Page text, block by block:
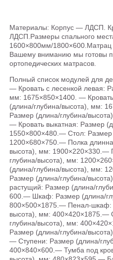
Материалы: Корпус — ЛДСП.
ЛДСП.Размеры спального
1600×800мм/1800×600.Матрац
Вашему вниманию мы готовы
ортопедических матрасов.
Полный список модулей для
— Кровать с лесенкой левая:
мм: 1675×850×1400. —
(длина/глубина/высота), мм:
Размер (длина/глубина/
— Кровать выкатная: Размер
1550×800×480.— Стол:
1200×680×750.— Полка
высота), мм: 1900×220×330.—
глубина/высота), мм:
(длина/глубина/высота), мм:
Размер (длина/глубина/
растущий: Размер (длина/
600.— Шкаф: Размер (длина/
800×500×1875.— Пенал-шкаф:
высота), мм: 400×420×1875.—
глубина/высота), мм:
Размер (длина/глубина/
— Ступени: Размер (длина/
400×840×600.— Тумба под